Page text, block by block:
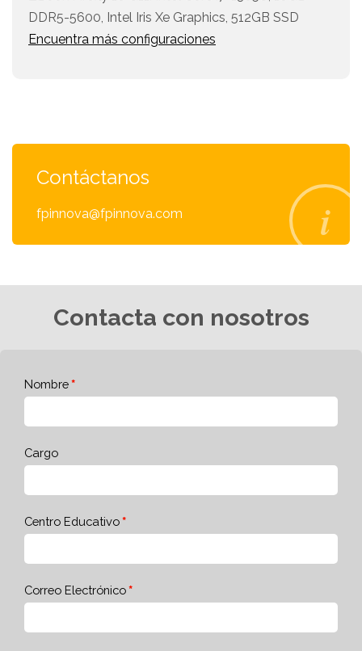
DDR5-5600, Intel Iris Xe Graphics, 512GB SSD
Encuentra más configuraciones
Contáctanos
fpinnova@fpinnova.com
Contacta con nosotros
Nombre
Cargo
Centro Educativo
Correo Electrónico